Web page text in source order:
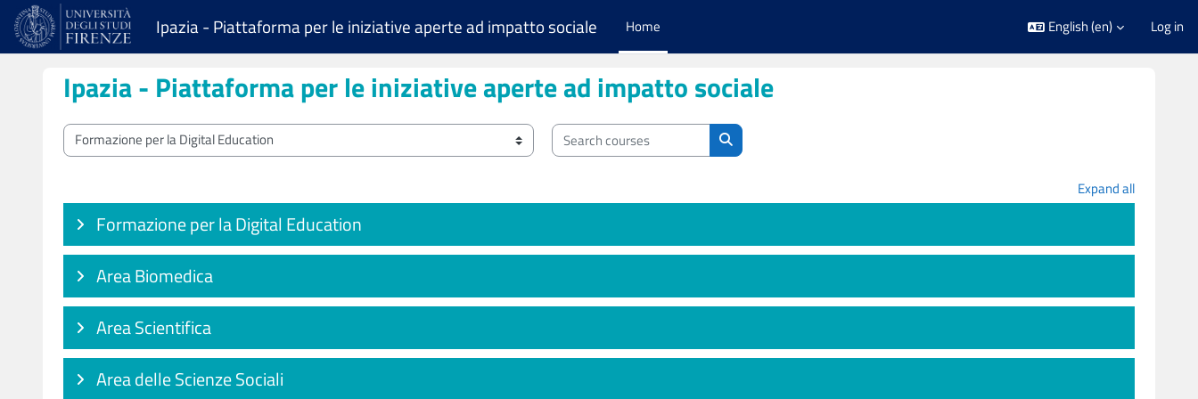
Skip to main content
Ipazia - Piattaforma per le iniziative aperte ad impatto sociale Home English ‎(en)‎ Log in
Ipazia - Piattaforma per le iniziative aperte ad impatto sociale
Course categories
Search courses
Search courses
Expand all
Formazione per la Digital Education
Area Biomedica
Area Scientifica
Area delle Scienze Sociali